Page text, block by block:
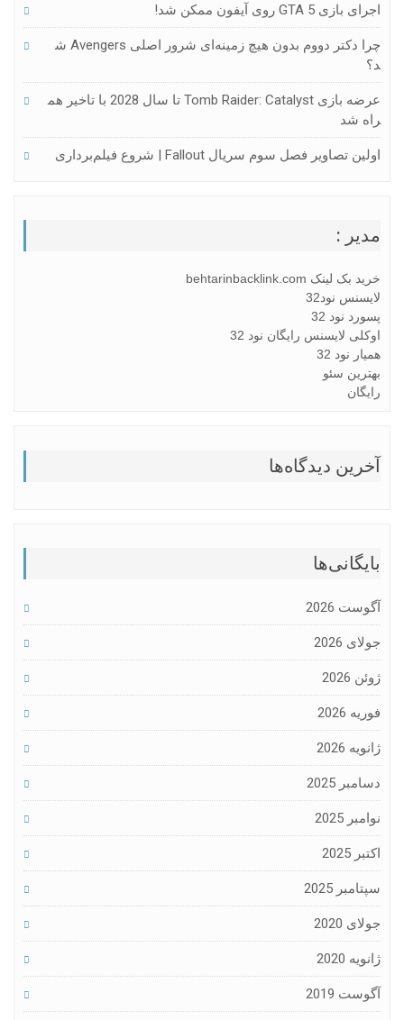
اجرای بازی GTA 5 روی آیفون ممکن شد!
چرا دکتر دووم بدون هیچ زمینه‌ای شرور اصلی Avengers ش
د؟
عرضه بازی Tomb Raider: Catalyst تا سال 2028 با تاخیر هم
راه شد
اولین تصاویر فصل سوم سریال Fallout | شروع فیلم‌برداری
مدیر :
خرید بک لینک behtarinbacklink.com
لایسنس نود32
پسورد نود 32
اوکلی لایسنس رایگان نود 32
همیار نود 32
بهترین سئو
رایگان
آخرین دیدگاه‌ها
بایگانی‌ها
آگوست 2026
جولای 2026
ژوئن 2026
فوریه 2026
ژانویه 2026
دسامبر 2025
نوامبر 2025
اکتبر 2025
سپتامبر 2025
جولای 2020
ژانویه 2020
آگوست 2019